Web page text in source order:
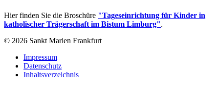
Hier finden Sie die Broschüre "Tageseinrichtung für Kinder in
katholischer Trägerschaft im Bistum Limburg".
© 2026 Sankt Marien Frankfurt
Impressum
Datenschutz
Inhaltsverzeichnis